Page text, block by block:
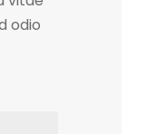
odio